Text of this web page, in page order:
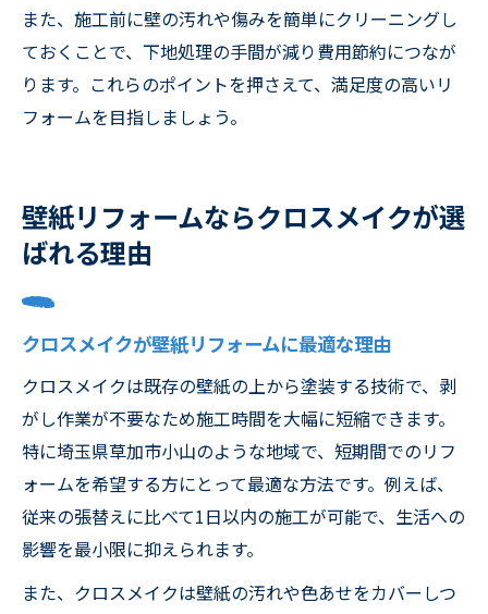
また、施工前に壁の汚れや傷みを簡単にクリーニングし
ておくことで、下地処理の手間が減り費用節約につなが
ります。これらのポイントを押さえて、満足度の高いリ
フォームを目指しましょう。
壁紙リフォームならクロスメイクが選
ばれる理由
クロスメイクが壁紙リフォームに最適な理由
クロスメイクは既存の壁紙の上から塗装する技術で、剥
がし作業が不要なため施工時間を大幅に短縮できます。
特に埼玉県草加市小山のような地域で、短期間でのリフ
ォームを希望する方にとって最適な方法です。例えば、
従来の張替えに比べて1日以内の施工が可能で、生活への
影響を最小限に抑えられます。
また、クロスメイクは壁紙の汚れや色あせをカバーしつ